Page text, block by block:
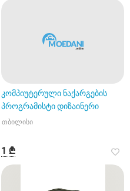
კომპიუტერული ნაქარგების
პროგრამისტი დიზაინერი
თბილისი
1 ₾